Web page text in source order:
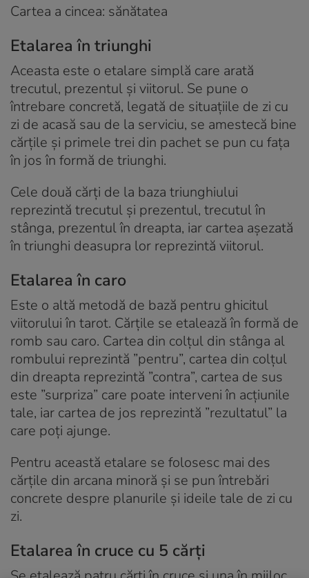
Cartea a cincea: sănătatea
Etalarea în triunghi
Aceasta este o etalare simplă care arată
trecutul, prezentul și viitorul. Se pune o
întrebare concretă, legată de situațiile de zi cu
zi de acasă sau de la serviciu, se amestecă bine
cărțile și primele trei din pachet se pun cu fața
în jos în formă de triunghi.
Cele două cărți de la baza triunghiului
reprezintă trecutul și prezentul, trecutul în
stânga, prezentul în dreapta, iar cartea așezată
în triunghi deasupra lor reprezintă viitorul.
Etalarea în caro
Este o altă metodă de bază pentru ghicitul
viitorului în tarot. Cărțile se etalează în formă de
romb sau caro. Cartea din colțul din stânga al
rombului reprezintă ”pentru”, cartea din colțul
din dreapta reprezintă ”contra”, cartea de sus
este ”surpriza” care poate interveni în acțiunile
tale, iar cartea de jos reprezintă ”rezultatul” la
care poți ajunge.
Pentru această etalare se folosesc mai des
cărțile din arcana minoră și se pun întrebări
concrete despre planurile și ideile tale de zi cu
zi.
Etalarea în cruce cu 5 cărți